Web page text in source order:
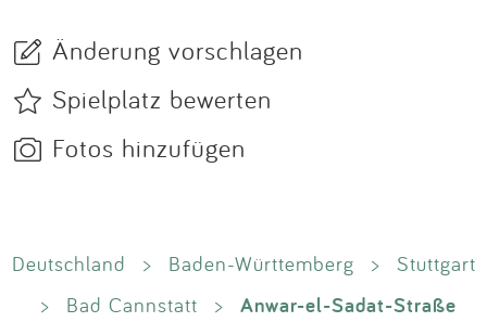
Änderung vorschlagen
Spielplatz bewerten
Fotos hinzufügen
Deutschland > Baden-Württemberg >
Stuttgart
>
Bad Cannstatt > Anwar-el-Sadat-Straße